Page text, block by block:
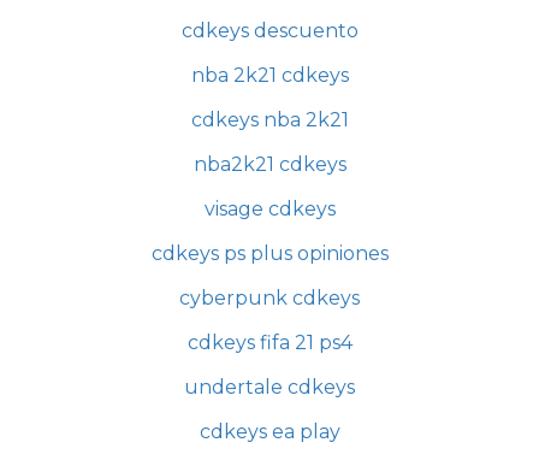
cdkeys descuento
nba 2k21 cdkeys
cdkeys nba 2k21
nba2k21 cdkeys
visage cdkeys
cdkeys ps plus opiniones
cyberpunk cdkeys
cdkeys fifa 21 ps4
undertale cdkeys
cdkeys ea play